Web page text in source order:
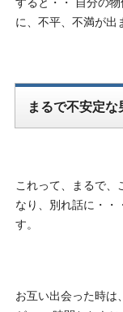
すると・・ 自分の
に、不平、不満が出
まるで不安定
これって、まるで、
なり、別れ話に・・
す。
お互い出会った時は